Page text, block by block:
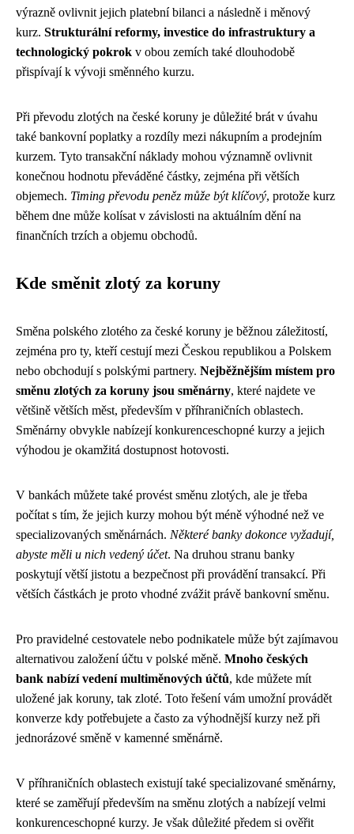
výrazně ovlivnit jejich platební bilanci a následně i měnový
kurz. Strukturální reformy, investice do infrastruktury a
technologický pokrok v obou zemích také dlouhodobě
přispívají k vývoji směnného kurzu.
Při převodu zlotých na české koruny je důležité brát v úvahu
také bankovní poplatky a rozdíly mezi nákupním a prodejním
kurzem. Tyto transakční náklady mohou významně ovlivnit
konečnou hodnotu převáděné částky, zejména při větších
objemech. Timing převodu peněz může být klíčový, protože kurz
během dne může kolísat v závislosti na aktuálním dění na
finančních trzích a objemu obchodů.
Kde směnit zlotý za koruny
Směna polského zlotého za české koruny je běžnou záležitostí,
zejména pro ty, kteří cestují mezi Českou republikou a Polskem
nebo obchodují s polskými partnery. Nejběžnějším místem pro
směnu zlotých za koruny jsou směnárny, které najdete ve
většině větších měst, především v příhraničních oblastech.
Směnárny obvykle nabízejí konkurenceschopné kurzy a jejich
výhodou je okamžitá dostupnost hotovosti.
V bankách můžete také provést směnu zlotých, ale je třeba
počítat s tím, že jejich kurzy mohou být méně výhodné než ve
specializovaných směnárnách. Některé banky dokonce vyžadují,
abyste měli u nich vedený účet. Na druhou stranu banky
poskytují větší jistotu a bezpečnost při provádění transakcí. Při
větších částkách je proto vhodné zvážit právě bankovní směnu.
Pro pravidelné cestovatele nebo podnikatele může být zajímavou
alternativou založení účtu v polské měně. Mnoho českých
bank nabízí vedení multiměnových účtů, kde můžete mít
uložené jak koruny, tak zloté. Toto řešení vám umožní provádět
konverze kdy potřebujete a často za výhodnější kurzy než při
jednorázové směně v kamenné směnárně.
V příhraničních oblastech existují také specializované směnárny,
které se zaměřují především na směnu zlotých a nabízejí velmi
konkurenceschopné kurzy. Je však důležité předem si ověřit